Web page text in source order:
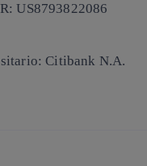
US8793822086
Citibank N.A.